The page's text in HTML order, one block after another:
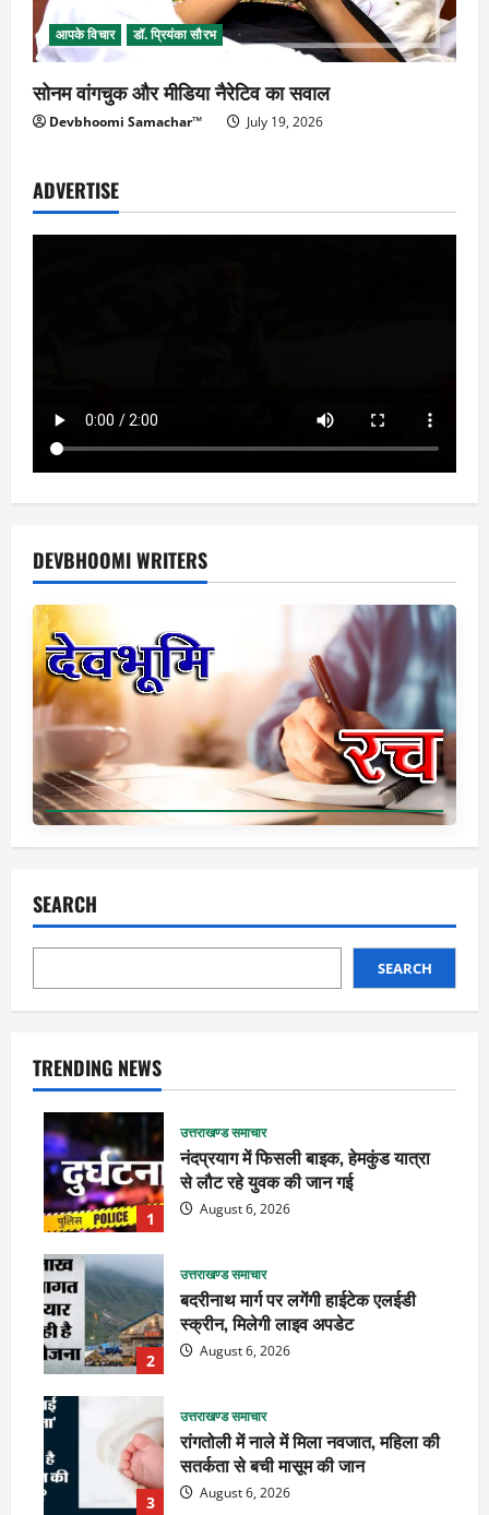
आपके विचार डॉ. प्रियंका सौरभ
सोनम वांगचुक और मीडिया नैरेटिव का सवाल
Devbhoomi Samachar™ July 19, 2026
ADVERTISE
DEVBHOOMI WRITERS
SEARCH
SEARCH
TRENDING NEWS
1
उत्तराखण्ड समाचार
नंदप्रयाग में फिसली बाइक, हेमकुंड यात्रा
से लौट रहे युवक की जान गई
August 6, 2026
2
उत्तराखण्ड समाचार
बदरीनाथ मार्ग पर लगेंगी हाईटेक एलईडी
स्क्रीन, मिलेगी लाइव अपडेट
August 6, 2026
3
उत्तराखण्ड समाचार
रांगतोली में नाले में मिला नवजात, महिला की
सतर्कता से बची मासूम की जान
August 6, 2026